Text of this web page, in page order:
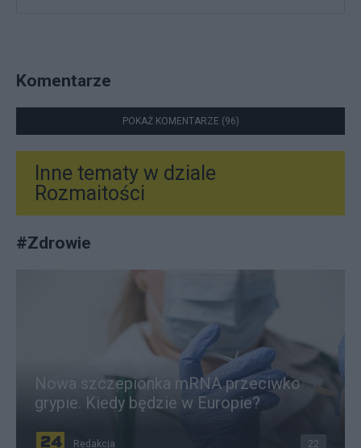
Komentarze
POKAŻ KOMENTARZE (96)
Inne tematy w dziale
Rozmaitości
#Zdrowie
Nowa szczepionka mRNA przeciwko
grypie. Kiedy będzie w Europie?
Redakcja 22